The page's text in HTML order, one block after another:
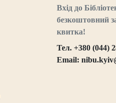
Вхід до
безкоштовний
квитка!
Тел. +380 (044)
Email: